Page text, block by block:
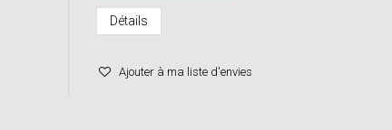
Détails
Ajouter à ma liste d'envies